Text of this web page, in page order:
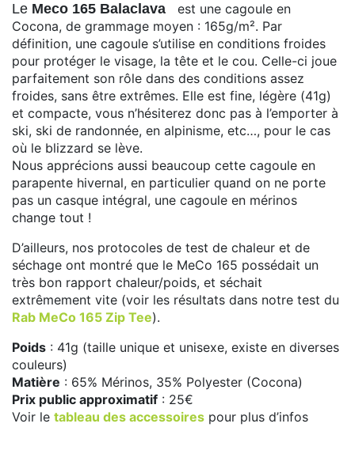
Le Meco 165 Balaclava
est une cagoule en
Cocona, de grammage moyen : 165g/m². Par
définition, une cagoule s’utilise en conditions froides
pour protéger le visage, la tête et le cou. Celle-ci joue
parfaitement son rôle dans des conditions assez
froides, sans être extrêmes. Elle est fine, légère (41g)
et compacte, vous n’hésiterez donc pas à l’emporter à
ski, ski de randonnée, en alpinisme, etc…, pour le cas
où le blizzard se lève.
Nous apprécions aussi beaucoup cette cagoule en
parapente hivernal, en particulier quand on ne porte
pas un casque intégral, une cagoule en mérinos
change tout !
D’ailleurs, nos protocoles de test de chaleur et de
séchage ont montré que le MeCo 165 possédait un
très bon rapport chaleur/poids, et séchait
extrêmement vite (voir les résultats dans notre test du
Rab MeCo 165 Zip Tee).
Poids : 41g (taille unique et unisexe, existe en diverses
couleurs)
Matière : 65% Mérinos, 35% Polyester (Cocona)
Prix public approximatif : 25€
Voir le tableau des accessoires pour plus d’infos